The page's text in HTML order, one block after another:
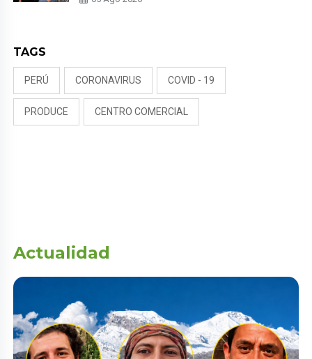
PUDO MÁS”
TAGS
PERÚ CORONAVIRUS COVID - 19
PRODUCE CENTRO COMERCIAL
Actualidad